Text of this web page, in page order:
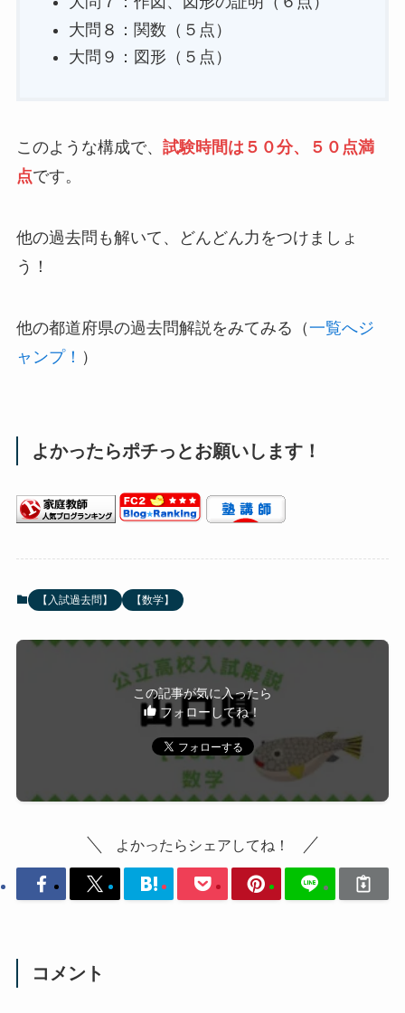
大問８：関数（５点）
大問９：図形（５点）
このような構成で、 試験時間は５０分、５０点満
点です。
他の過去問も解いて、どんどん力をつけましょ
う！
他の都道府県の過去問解説をみてみる（一覧へジ
ャンプ！ ）
よかったらポチっとお願いします！
【入試過去問】 【数学】
この記事が気に入ったら
フォローしてね！
よかったらシェアしてね！
コメント